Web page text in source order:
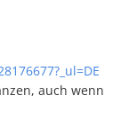
auch wenn